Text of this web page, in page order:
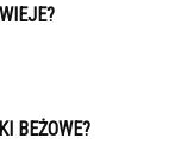
BEŻOWE?